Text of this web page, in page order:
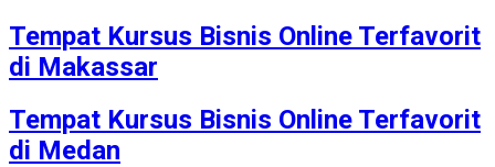
Tempat Kursus Bisnis Online Terfavorit
di Makassar
Tempat Kursus Bisnis Online Terfavorit
di Medan